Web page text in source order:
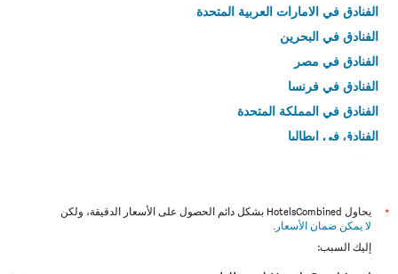
الفنادق في الامارات العربية المتحدة
الفنادق في البحرين
الفنادق في مصر
الفنادق في فرنسا
الفنادق في المملكة المتحدة
الفنادق في إيطاليا
*
يحاول HotelsCombined بشكل دائم الحصول على الأسعار الدقيقة، ولكن
لا يمكن ضمان الأسعار .
إليك السبب: